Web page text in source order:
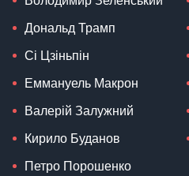
Дональд Трамп
Сі Цзіньпін
Еммануель Макрон
Валерій Залужний
Кирило Буданов
Петро Порошенко